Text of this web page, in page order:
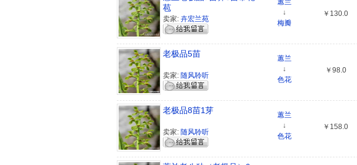
苞
卖家: 卉宏兰苑
蕙兰
↓
梅瓣
￥130.0
老极品5苗
卖家: 随风聆听
蕙兰
↓
色花
￥98.0
老极品8苗1芽
卖家: 随风聆听
蕙兰
↓
色花
￥158.0